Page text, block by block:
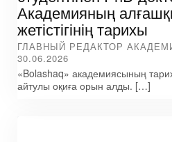
Академияның
жетістігінің тарихы
ГЛАВНЫЙ РЕДАКТОР
30.06.2026
«Bolashaq» академиясының
айтулы оқиға орын алды. […]